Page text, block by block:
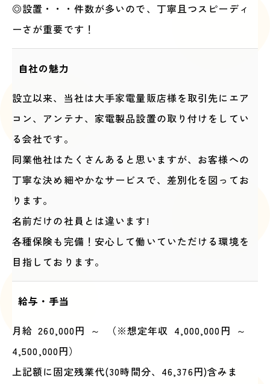
◎設置・・・件数が多いので、丁寧且つスピーディ
ーさが重要です！
自社の魅力
設立以来、当社は大手家電量販店様を取引先にエア
コン、アンテナ、家電製品設置の取り付けをしてい
る会社です。
同業他社はたくさんあると思いますが、お客様への
丁寧な決め細やかなサービスで、差別化を図ってお
ります。
名前だけの社員とは違います!
各種保険も完備！安心して働いていただける環境を
目指しております。
給与・手当
月給 260,000円 ～ （※想定年収 4,000,000円 ～
4,500,000円）
上記額に固定残業代(30時間分、46,376円)含みま